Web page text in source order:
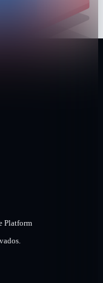
Platform